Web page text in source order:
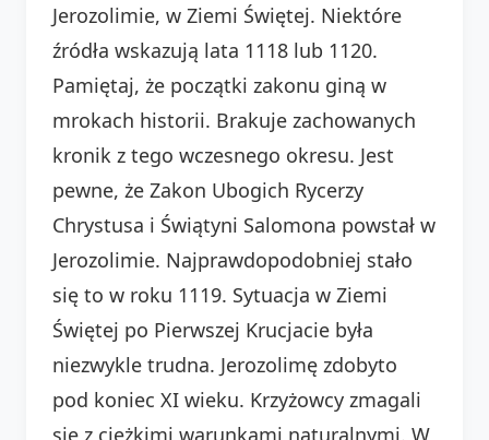
Jerozolimie, w Ziemi Świętej. Niektóre
źródła wskazują lata 1118 lub 1120.
Pamiętaj, że początki zakonu giną w
mrokach historii. Brakuje zachowanych
kronik z tego wczesnego okresu. Jest
pewne, że Zakon Ubogich Rycerzy
Chrystusa i Świątyni Salomona powstał w
Jerozolimie. Najprawdopodobniej stało
się to w roku 1119. Sytuacja w Ziemi
Świętej po Pierwszej Krucjacie była
niezwykle trudna. Jerozolimę zdobyto
pod koniec XI wieku. Krzyżowcy zmagali
się z ciężkimi warunkami naturalnymi. W